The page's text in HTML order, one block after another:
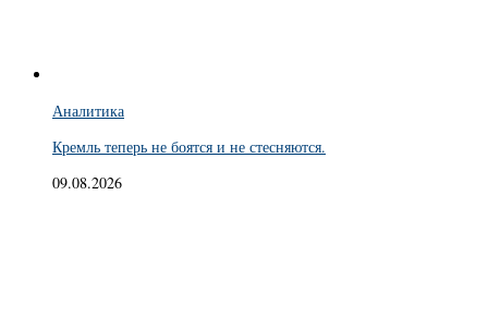
Аналитика
Кремль теперь не боятся и не стесняются.
09.08.2026